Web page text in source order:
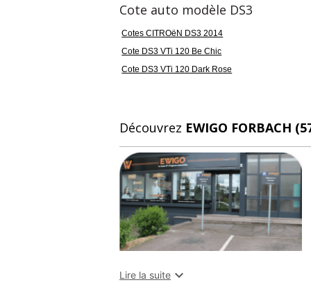
Cote auto modèle DS3
Cotes CITROëN DS3 2014
Cote DS3 VTi 120 Be Chic
Cote DS3 VTi 120 Dark Rose
Découvrez EWIGO FORBACH
Lire la suite 